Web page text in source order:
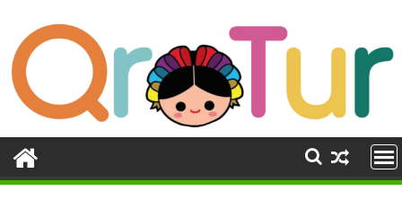
contenido